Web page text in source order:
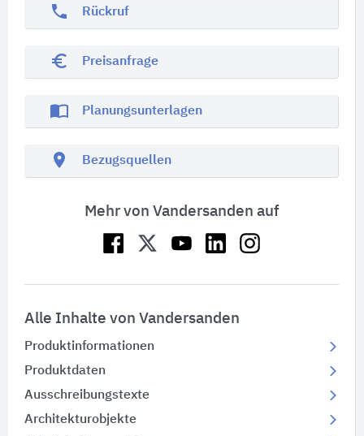
phone Rückruf
euro_symbol Preisanfrage
import_contacts Planungsunterlagen
location_on Bezugsquellen
Mehr von Vandersanden auf
Alle Inhalte von Vandersanden
Produktinformationen
Produktdaten
Ausschreibungstexte
Architekturobjekte